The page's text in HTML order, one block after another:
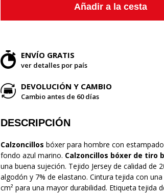
Añadir a la cesta
ENVÍO GRATIS
ver detalles por país
DEVOLUCIÓN Y CAMBIO
Cambio antes de 60 días
DESCRIPCIÓN
Calzoncillos bóxer para hombre con
fondo azul marino. Calzoncillos bóxer de tiro
una buena sujeción. Tejido Jersey de calidad de
algodón y 7% de elastano. Cintura tejida con
cm² para una mayor durabilidad. Etiqueta tejida